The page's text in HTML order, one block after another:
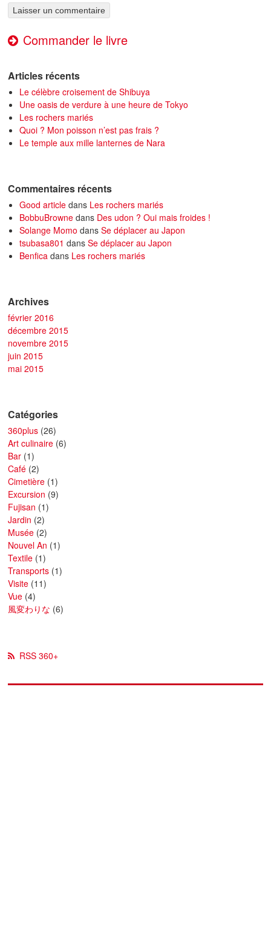
Commander le livre
Articles récents
Le célèbre croisement de Shibuya
Une oasis de verdure à une heure de Tokyo
Les rochers mariés
Quoi ? Mon poisson n’est pas frais ?
Le temple aux mille lanternes de Nara
Commentaires récents
Good articledans Les rochers mariés
BobbuBrownedans Des udon ? Oui mais froides !
Solange Momo dans Se déplacer au Japon
tsubasa801 dans Se déplacer au Japon
Benficadans Les rochers mariés
Archives
février 2016
décembre 2015
novembre 2015
juin 2015
mai 2015
Catégories
360plus (26)
Art culinaire (6)
Bar (1)
Café (2)
Cimetière (1)
Excursion (9)
Fujisan (1)
Jardin (2)
Musée (2)
Nouvel An (1)
Textile (1)
Transports (1)
Visite (11)
Vue (4)
風変わりな (6)
RSS 360+